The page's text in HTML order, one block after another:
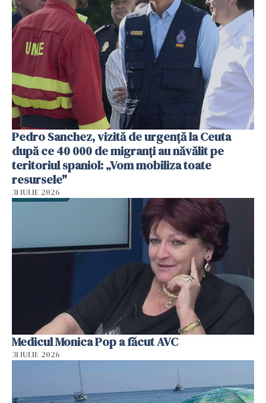
Pedro Sanchez, vizită de urgență la Ceuta
după ce 40 000 de migranți au năvălit pe
teritoriul spaniol: „Vom mobiliza toate
resursele"
31 IULIE 2026
Medicul Monica Pop a făcut AVC
31 IULIE 2026